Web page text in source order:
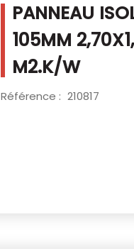
PANNEAU
105MM
M2.K/W
Référence : 210817